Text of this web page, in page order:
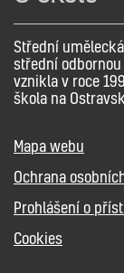
Střední
střední
vznikla v roce
škola na
Mapa webu
Ochrana
Prohlášení o
Cookies